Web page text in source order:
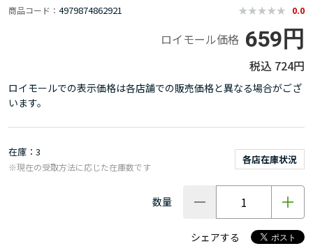
商品コード 4979874862921 0.0
ロイモール価格 659円
724円
ロイモールでの表示価格は各店舗での販売価格と異なる場合がござ
います。
在庫 3
各店在庫状況
※現在の受取方法に応じた在庫数です
数量
シェアする